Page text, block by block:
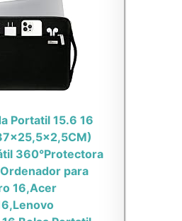
Portatil 15.6 16
360°Protectora
para
16,Acer